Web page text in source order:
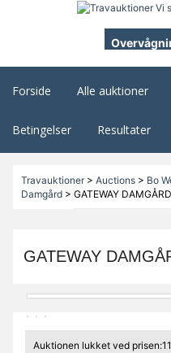
Forside Alle auktioner
Betingelser Resultater
Travauktioner> Auctions> Bo
Damgård> GATEWAY
GATEWAY
Auktionen lukket ved